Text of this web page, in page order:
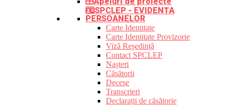
SPCLEP - EVIDENȚA
PERSOANELOR
Carte Identitate
Carte Identitate Provizorie
Viză Reședință
Contact SPCLEP
Nașteri
Căsătorii
Decese
Transcrieri
Declarații de căsătorie